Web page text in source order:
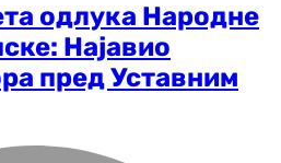
одлука Народне
Најавио
пред Уставним